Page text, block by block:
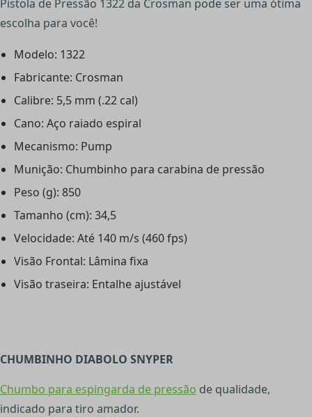
Pistola de Pressão 1322 da Crosman pode ser uma ótima
escolha para você!
Modelo: 1322
Fabricante: Crosman
Calibre: 5,5 mm (.22 cal)
Cano: Aço raiado espiral
Mecanismo: Pump
Munição: Chumbinho para carabina de pressão
Peso (g): 850
Tamanho (cm): 34,5
Velocidade: Até 140 m/s (460 fps)
Visão Frontal: Lâmina fixa
Visão traseira: Entalhe ajustável
CHUMBINHO DIABOLO SNYPER
Chumbo para espingarda de pressão de qualidade,
indicado para tiro amador.